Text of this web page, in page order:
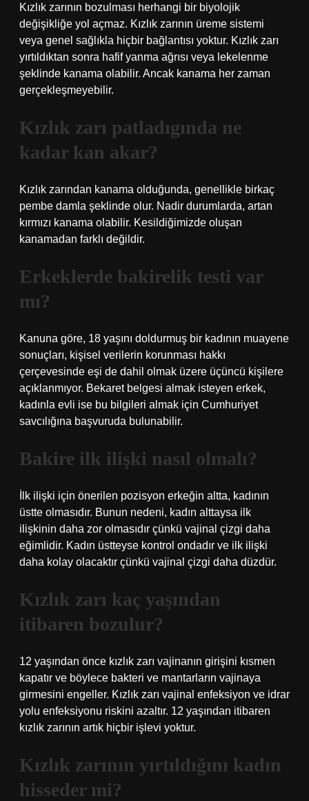
Kızlık zarının bozulması herhangi bir biyolojik
değişikliğe yol açmaz. Kızlık zarının üreme sistemi
veya genel sağlıkla hiçbir bağlantısı yoktur. Kızlık zarı
yırtıldıktan sonra hafif yanma ağrısı veya lekelenme
şeklinde kanama olabilir. Ancak kanama her zaman
gerçekleşmeyebilir.
Kızlık zarı patladıgında ne
kadar kan akar?
Kızlık zarından kanama olduğunda, genellikle birkaç
pembe damla şeklinde olur. Nadir durumlarda, artan
kırmızı kanama olabilir. Kesildiğimizde oluşan
kanamadan farklı değildir.
Erkeklerde bakirelik testi var
mı?
Kanuna göre, 18 yaşını doldurmuş bir kadının muayene
sonuçları, kişisel verilerin korunması hakkı
çerçevesinde eşi de dahil olmak üzere üçüncü kişilere
açıklanmıyor. Bekaret belgesi almak isteyen erkek,
kadınla evli ise bu bilgileri almak için Cumhuriyet
savcılığına başvuruda bulunabilir.
Bakire ilk ilişki nasıl olmalı?
İlk ilişki için önerilen pozisyon erkeğin altta, kadının
üstte olmasıdır. Bunun nedeni, kadın alttaysa ilk
ilişkinin daha zor olmasıdır çünkü vajinal çizgi daha
eğimlidir. Kadın üstteyse kontrol ondadır ve ilk ilişki
daha kolay olacaktır çünkü vajinal çizgi daha düzdür.
Kızlık zarı kaç yaşından
itibaren bozulur?
12 yaşından önce kızlık zarı vajinanın girişini kısmen
kapatır ve böylece bakteri ve mantarların vajinaya
girmesini engeller. Kızlık zarı vajinal enfeksiyon ve idrar
yolu enfeksiyonu riskini azaltır. 12 yaşından itibaren
kızlık zarının artık hiçbir işlevi yoktur.
Kızlık zarının yırtıldığını kadın
hisseder mi?